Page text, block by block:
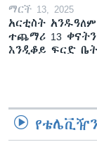
ማርች 13, 2025
አርቲስት
ተጨማሪ 13 ቀናትን
እንዲቆይ ፍርድ